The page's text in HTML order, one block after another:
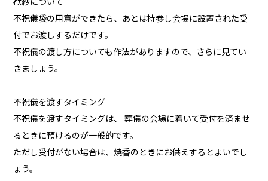
袱紗について
不祝儀袋の用意ができたら、あとは持参し会場に設置された受
付でお渡しするだけです。
不祝儀の渡し方についても作法がありますので、さらに見てい
きましょう。
不祝儀を渡すタイミング
不祝儀を渡すタイミングは、 葬儀の会場に着いて受付を済ませ
るときに預けるのが一般的です。
ただし受付がない場合は、焼香のときにお供えするとよいでし
ょう。